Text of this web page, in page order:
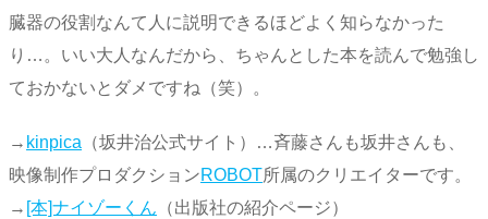
臓器の役割なんて人に説明できるほどよく知らなかった
り…。いい大人なんだから、ちゃんとした本を読んで勉強し
ておかないとダメですね（笑）。
→ kinpica （坂井治公式サイト）…斉藤さんも坂井さんも、
映像制作プロダクションROBOT所属のクリエイターです。
→ [本]ナイゾーくん （出版社の紹介ページ）